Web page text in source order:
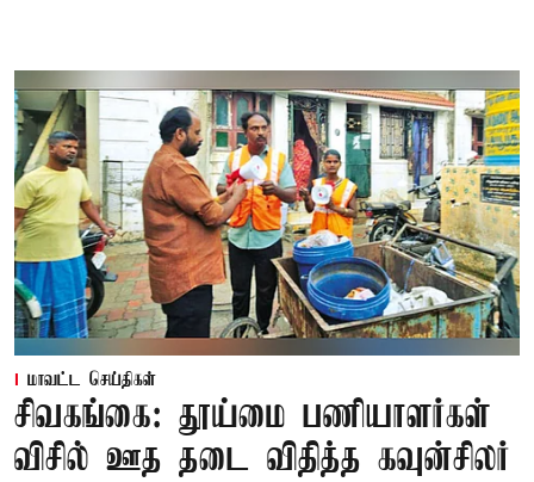
மாவட்ட செய்திகள்
சிவகங்கை: தூய்மை பணியாளர்கள்
விசில் ஊத தடை விதித்த கவுன்சிலர்